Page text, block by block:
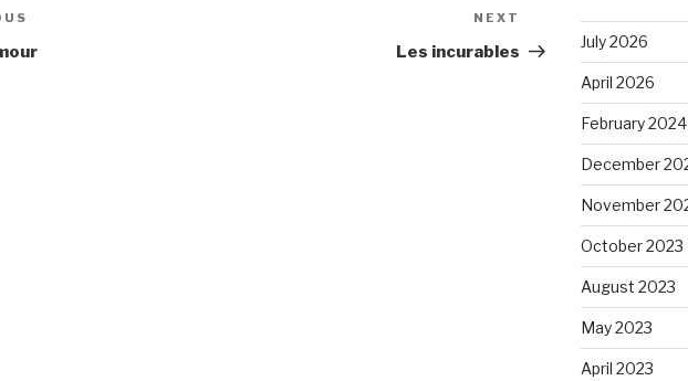
Post
NEXT
Les incurables
July 2026
April 2026
February 2024
December
November
October 2023
August 2023
May 2023
April 2023